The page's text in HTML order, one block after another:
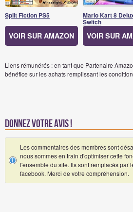
Split Fiction PS5
VOIR SUR AMAZON
Mario Kart 8
Switch
VOIR SUR
Liens rémunérés : en tant que Partenaire
bénéfice sur les achats remplissant les
Donnez votre avis !
Les commentaires des membres sont
nous sommes en train d'optimiser cette
l'ensemble du site. Ils sont remplacés par
facebook. Merci de votre compréhension.